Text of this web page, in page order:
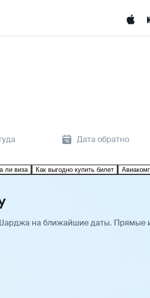
Дата обратно
ли виза Как выгодно купить билет
на ближайшие даты. Прямые